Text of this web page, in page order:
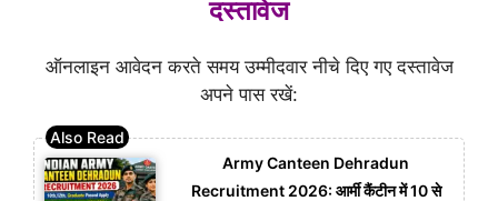
दस्तावेज
ऑनलाइन आवेदन करते समय उम्मीदवार नीचे दिए गए दस्तावेज
अपने पास रखें:
Army Canteen Dehradun
Recruitment 2026: आर्मी कैंटीन में 10 से